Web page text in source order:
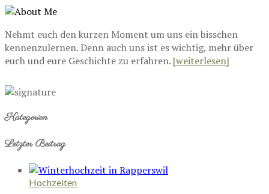
Nehmt euch den kurzen Moment um uns ein bisschen
kennenzulernen. Denn auch uns ist es wichtig, mehr über
euch und eure Geschichte zu erfahren. [weiterlesen]
Kategorien
Letzter Beitrag
Hochzeiten